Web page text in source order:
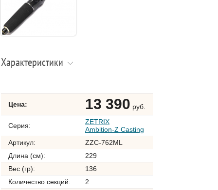
Характеристики
Цена: 13 390 руб.
Серия:
ZETRIX
Ambition-Z Casting
Артикул:
ZZC-762ML
Длина (см):
229
Вес (гр):
136
Количество секций:
2